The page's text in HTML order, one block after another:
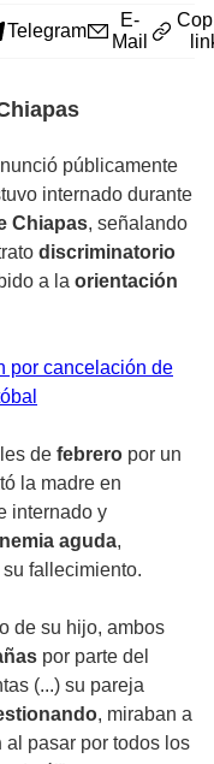
Telegram
E-
Mail
públicamente
internado durante
Chiapas, señalando
discriminatorio
a la orientación
por cancelación de
de febrero por un
la madre en
internado y
aguda,
fallecimiento.
de su hijo, ambos
por parte del
(...) su pareja
, miraban a
al pasar por todos los